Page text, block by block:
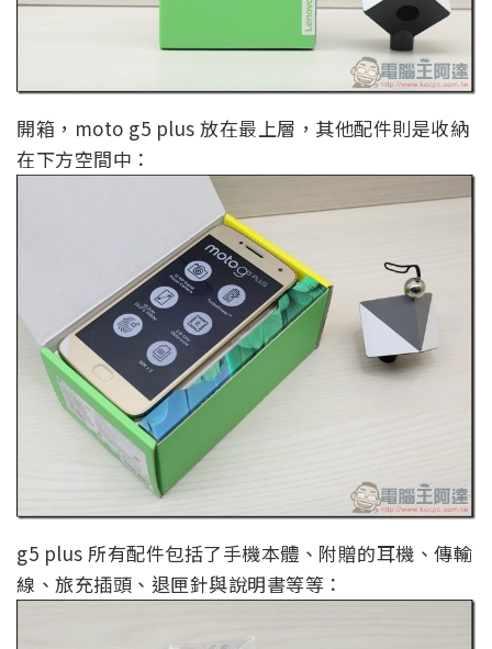
開箱，moto g5 plus 放在最上層，其他配件則是收納
在下方空間中：
g5 plus 所有配件包括了手機本體、附贈的耳機、傳輸
線、旅充插頭、退匣針與說明書等等：